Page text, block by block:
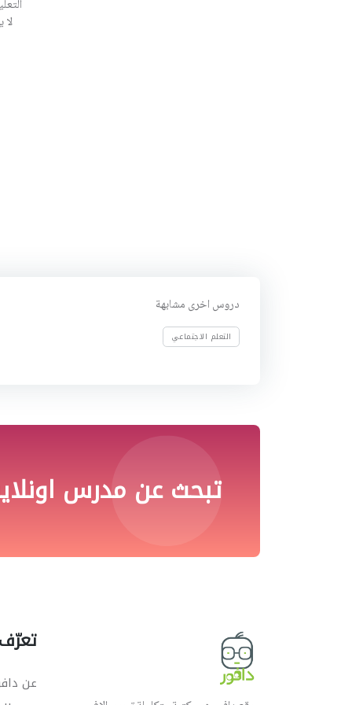
دروس اخرى مشابهة
التعلم الاجتماعي
تبحث عن مدرس
عن